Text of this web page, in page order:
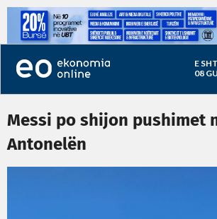
E
08
Messi po shijon pushimet
Antonelën